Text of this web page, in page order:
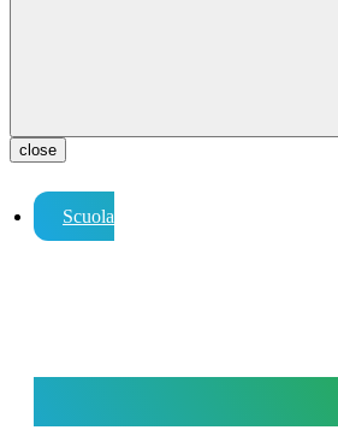
close
Scuola